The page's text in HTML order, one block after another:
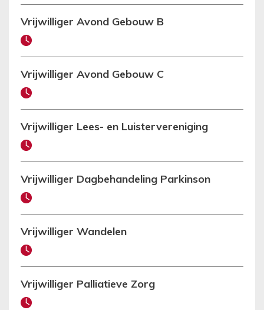
Vrijwilliger Avond Gebouw B
Vrijwilliger Avond Gebouw C
Vrijwilliger Lees- en Luistervereniging
Vrijwilliger Dagbehandeling Parkinson
Vrijwilliger Wandelen
Vrijwilliger Palliatieve Zorg